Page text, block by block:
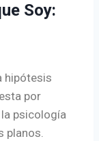
Soy:
hipótesis
por
psicología
planos.